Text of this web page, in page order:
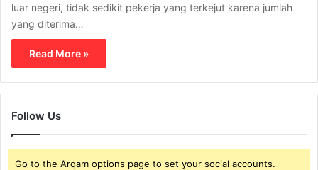
luar negeri, tidak sedikit pekerja yang terkejut karena jumlah
yang diterima…
Read More »
Follow Us
Go to the Arqam options page to set your social accounts.